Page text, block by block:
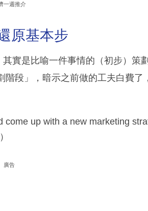
一週推介
原基本步
實是比喻一件事情的（初步）策
段」，暗示之前做的工夫白費了
up with a new marketing
廣告